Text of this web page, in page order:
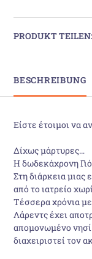
PRODUKT TEILEN:
BESCHREIBUNG
Είστε έτοιμοι να
Δίχως μάρτυρες…
H δωδεκάχρονη
Στη διάρκεια μιας
από το ιατρείο
Τέσσερα χρόνια
Λάρεντς έχει
απομονωμένο
διαχειριστεί τον